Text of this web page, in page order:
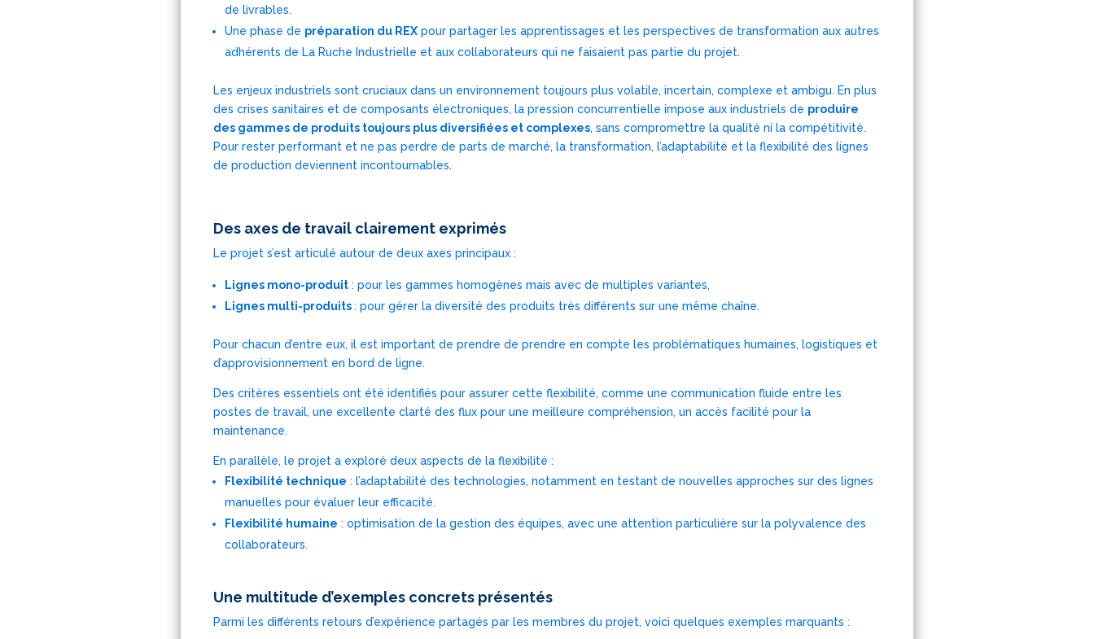
de livrables.
Une phase de préparation du REXpour partager les apprentissages et les perspectives de transformation aux autres
adhérents de La Ruche Industrielle et aux collaborateurs qui ne faisaient pas partie du projet.
Les enjeux industriels sont cruciaux dans un environnement toujours plus volatile, incertain, complexe et ambigu. En plus
des crises sanitaires et de composants électroniques, la pression concurrentielle impose aux industriels de produire
des gammes de produits toujours plus diversifiées et complexes, sans compromettre la qualité ni la compétitivité.
Pour rester performant et ne pas perdre de parts de marché, la transformation, l’adaptabilité et la flexibilité des lignes
de production deviennent incontournables.
Des axes de travail clairement exprimés
Le projet s’est articulé autour de deux axes principaux :
Lignes mono-produit: pour les gammes homogènes mais avec de multiples variantes,
Lignes multi-produits: pour gérer la diversité des produits très différents sur une même chaîne.
Pour chacun d’entre eux, il est important de prendre de prendre en compte les problématiques humaines, logistiques et
d’approvisionnement en bord de ligne.
Des critères essentiels ont été identifiés pour assurer cette flexibilité, comme une communication fluide entre les
postes de travail, une excellente clarté des flux pour une meilleure compréhension, un accès facilité pour la
maintenance.
En parallèle, le projet a exploré deux aspects de la flexibilité :
Flexibilité technique : l’adaptabilité des technologies, notamment en testant de nouvelles approches sur des lignes
manuelles pour évaluer leur efficacité.
Flexibilité humaine : optimisation de la gestion des équipes, avec une attention particulière sur la polyvalence des
collaborateurs.
Une multitude d’exemples concrets présentés
Parmi les différents retours d’expérience partagés par les membres du projet, voici quelques exemples marquants :